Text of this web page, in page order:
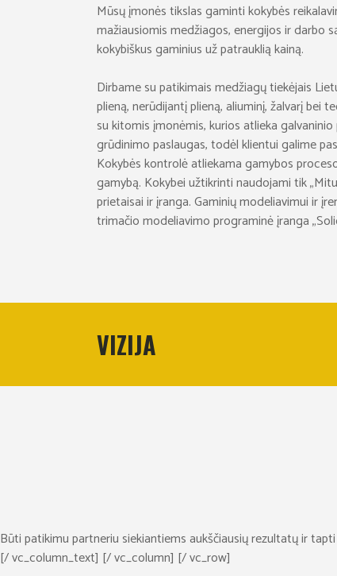
Mūsų įmonės tikslas gaminti kokybės
mažiausiomis medžiagos, energijos ir darbo
kokybiškus gaminius už patrauklią kainą.
Dirbame su patikimais medžiagų tiekėjais
plieną, nerūdijantį plieną, aliuminį, žalvarį bei
su kitomis įmonėmis, kurios atlieka
grūdinimo paslaugas, todėl klientui galime
Kokybės kontrolė atliekama gamybos
gamybą. Kokybei užtikrinti naudojami tik
prietaisai ir įranga. Gaminių modeliavimui ir
trimačio modeliavimo programinė įranga
VIZIJA
Būti patikimu partneriu siekiantiems aukščiausių rezultatų ir
[/ vc_column_text] [/ vc_column] [/ vc_row]